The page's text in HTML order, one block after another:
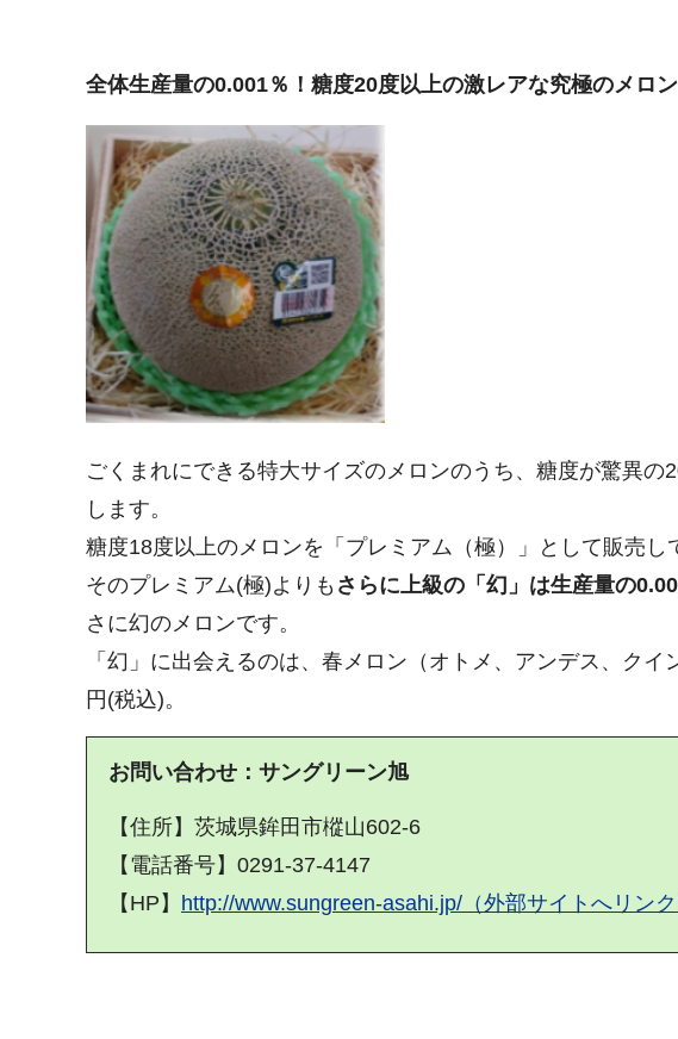
全体生産量の0.001％！糖度20度以上の激レアな究極のメロン
ごくまれにできる特大サイズのメロンのうち、糖度が驚異
します。
糖度18度以上のメロンを「プレミアム（極）」として販売
そのプレミアム(極)よりも さらに上級の「幻」は生産量の
さに幻のメロンです。
「幻」に出会えるのは、春メロン（オトメ、アンデス、ク
円(税込)。
お問い合わせ：サングリーン旭
【住所】茨城県鉾田市樅山602-6
【電話番号】0291-37-4147
【HP】 http://www.sungreen-asahi.jp/（外部サイトへリンク